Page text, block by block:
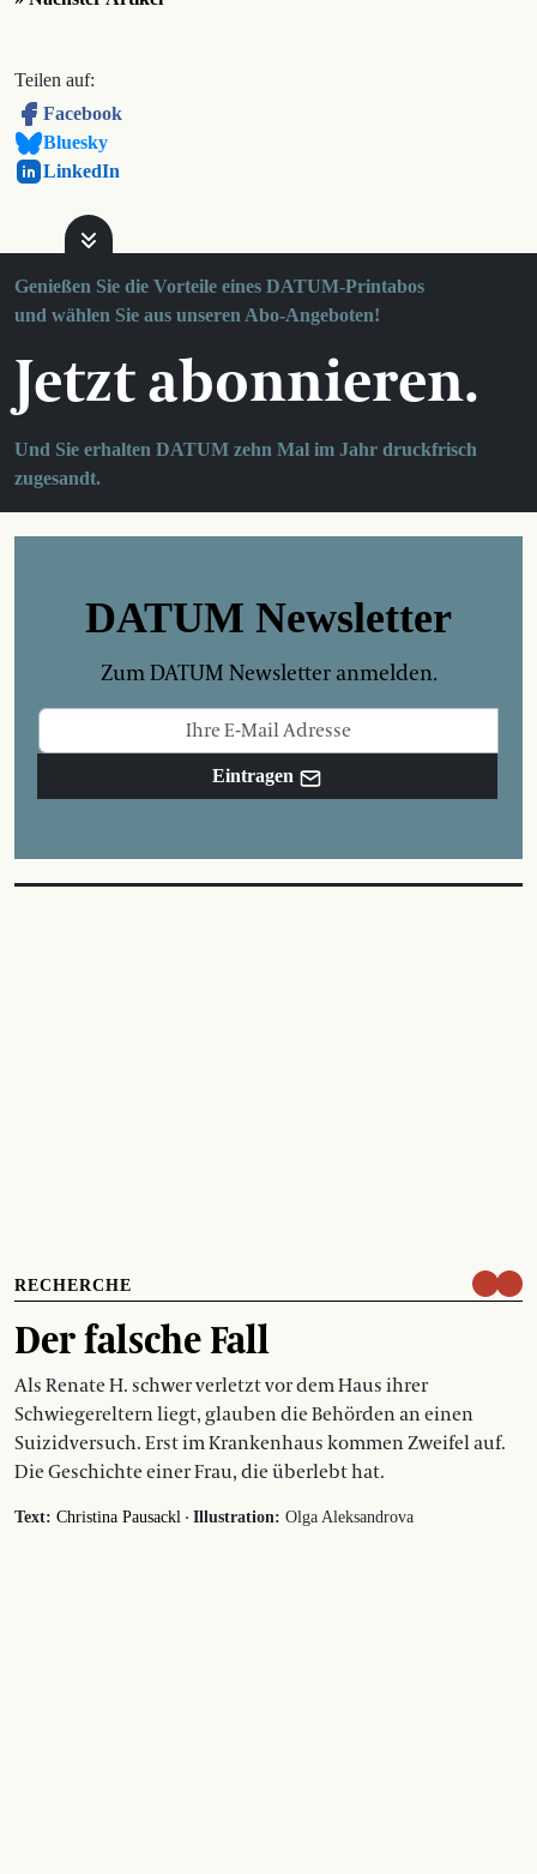
Teilen auf:
Facebook
Bluesky
LinkedIn
Genießen Sie die Vorteile eines DATUM-Printabos
und wählen Sie aus unseren Abo-Angeboten!
Jetzt abonnieren.
Und Sie erhalten DATUM zehn Mal im Jahr druckfrisch
zugesandt.
DATUM Newsletter
Zum DATUM Newsletter anmelden.
Eintragen
RECHERCHE
Der falsche Fall
Als Renate H. schwer verletzt vor dem Haus ihrer
Schwiegereltern liegt, glauben die Behörden an einen
Suizidversuch. Erst im Krankenhaus kommen Zweifel auf.
Die Geschichte einer Frau, die überlebt hat.
Text: Christina Pausackl · Illustration: Olga Aleksandrova